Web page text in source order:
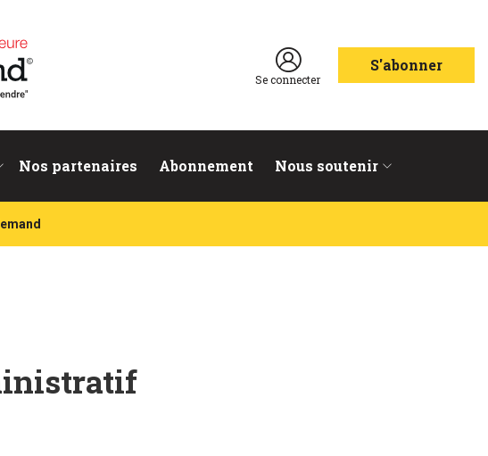
Se connecter
S'abonner
Nos partenaires Abonnement Nous soutenir